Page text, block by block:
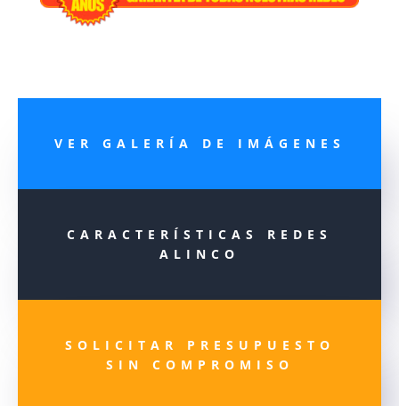
VER GALERÍA DE IMÁGENES
CARACTERÍSTICAS REDES
ALINCO
SOLICITAR PRESUPUESTO
SIN COMPROMISO